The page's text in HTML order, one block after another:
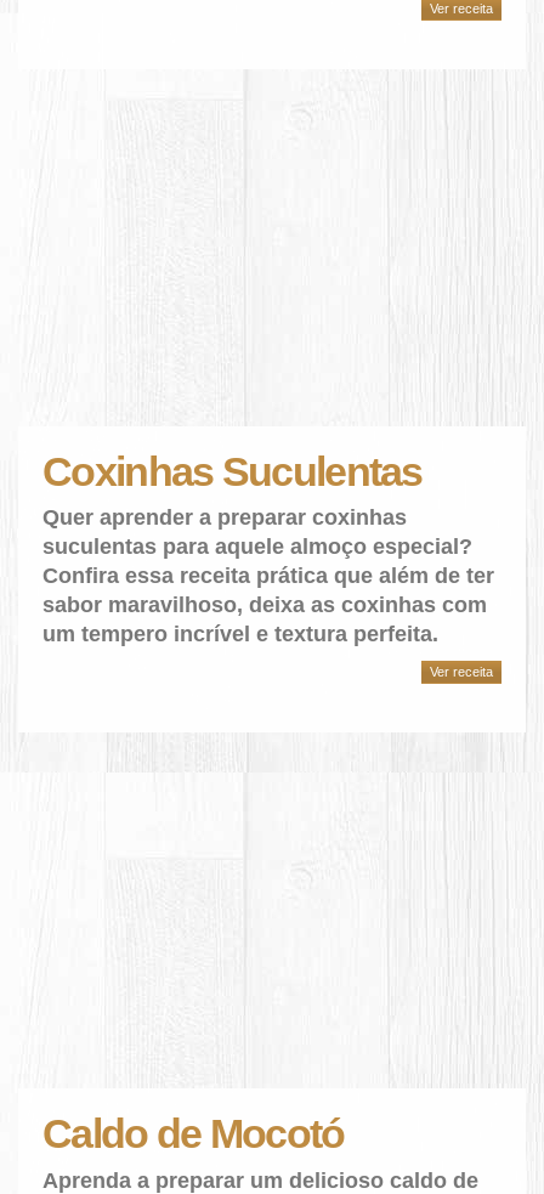
Ver receita
Coxinhas Suculentas
Quer aprender a preparar coxinhas
suculentas para aquele almoço especial?
Confira essa receita prática que além de ter
sabor maravilhoso, deixa as coxinhas com
um tempero incrível e textura perfeita.
Ver receita
Caldo de Mocotó
Aprenda a preparar um delicioso caldo de